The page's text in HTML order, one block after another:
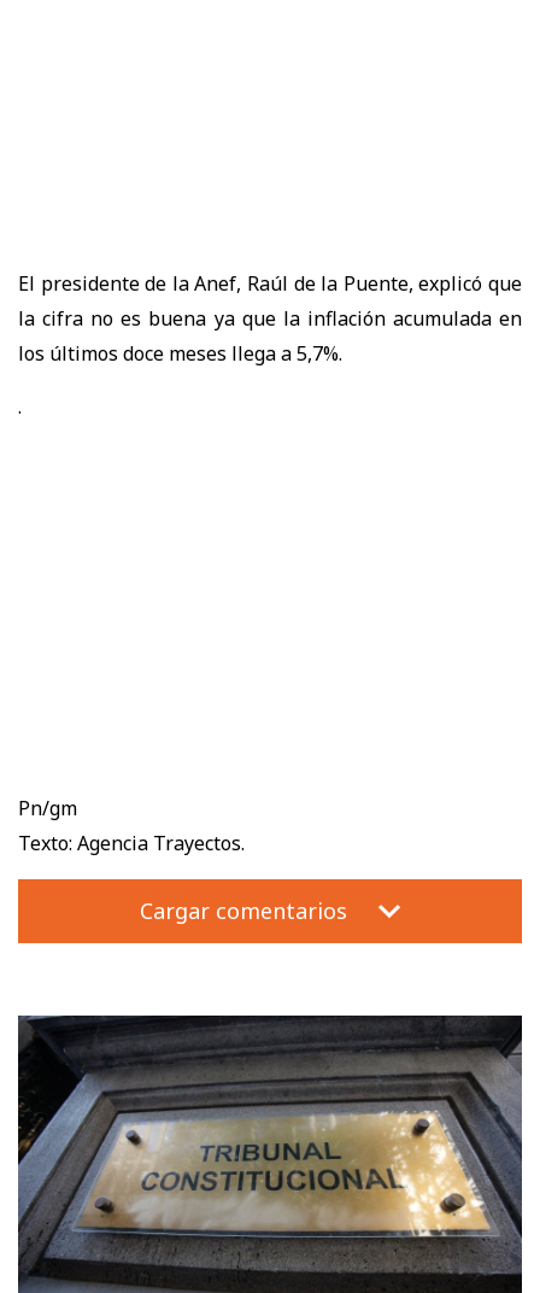
El presidente de la Anef, Raúl de la Puente, explicó que
la cifra no es buena ya que la inflación acumulada en
los últimos doce meses llega a 5,7%.
.
Pn/gm
Texto: Agencia Trayectos.
Cargar comentarios